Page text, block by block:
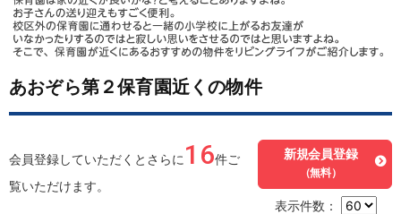
あおぞら第２保育園近くの物件
会員登録していただくとさらに 16件ご
覧いただけます。
新規会員登録
（無料）
表示件数：